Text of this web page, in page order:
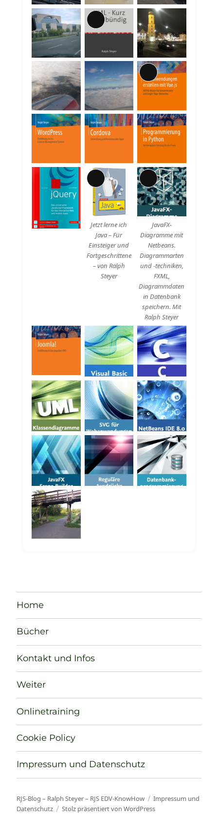
Lange
Beschreibung
Lange
Beschreibung
Lange
Beschreibung
Jetzt lerne ich
Java – Für
Einsteiger und
Fortgeschrittene
– von Ralph
Steyer
Lange
Beschreibung
JavaFX-
Diagramme mit
Netbeans.
Diagrammarten
und -techniken,
FXML,
Diagrammdaten
in Datenbank
speichern. Mit
Ralph Steyer
Home
Bücher
Kontakt und Infos
Weiter
Onlinetraining
Cookie Policy
Impressum und Datenschutz
RJS-Blog – Ralph Steyer – RJS EDV-KnowHow
Impressum und
Datenschutz
Stolz präsentiert von WordPress